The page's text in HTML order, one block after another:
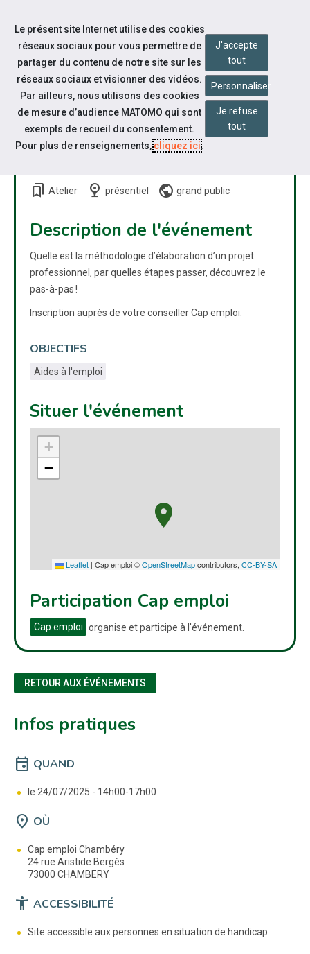
Aller au contenu
ATELIER COLLECTIF :
ELABORER SON PROJET
bookmarks Atelier nest_cam_indoor présentiel public grand public
Description de l'événement
Quelle est la méthodologie d’élaboration d’un projet
professionnel, par quelles étapes passer, découvrez le
pas-à-pas !
Inscription auprès de votre conseiller Cap emploi.
OBJECTIFS
Aides à l'emploi
Situer l'événement
+
−
Leaflet | Cap emploi ©OpenStreetMapcontributors, CC-BY-SA
Participation Cap emploi
Cap emploi organise et participe à l'événement.
RETOUR AUX ÉVÉNEMENTS
Infos pratiques
event QUAND
le 24/07/2025 - 14h00-17h00
location_on OÙ
Cap emploi Chambéry
24 rue Aristide Bergès
73000 CHAMBERY
accessibility_new ACCESSIBILITÉ
Site accessible aux personnes en situation de handicap
Le présent site Internet utilise des cookies
réseaux sociaux pour vous permettre de
partager du contenu de notre site sur les
réseaux sociaux et visionner des vidéos.
Par ailleurs, nous utilisons des cookies
de mesure d’audience MATOMO qui sont
exempts de recueil du consentement.
Pour plus de renseignements,cliquez ici.
J'accepte
tout
Personnaliser
Je refuse
tout